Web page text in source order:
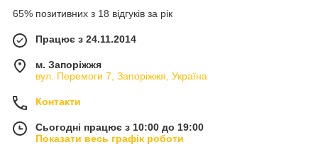
65% позитивних з 18 відгуків за рік
Працює з 24.11.2014
м. Запоріжжя
вул. Перемоги 7, Запоріжжя, Україна
Контакти
Сьогодні працює з 10:00 до 19:00
Показати весь графік роботи